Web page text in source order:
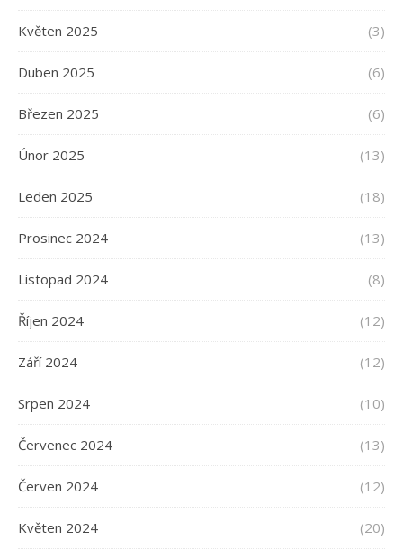
Květen 2025 (3)
Duben 2025 (6)
Březen 2025 (6)
Únor 2025 (13)
Leden 2025 (18)
Prosinec 2024 (13)
Listopad 2024 (8)
Říjen 2024 (12)
Září 2024 (12)
Srpen 2024 (10)
Červenec 2024 (13)
Červen 2024 (12)
Květen 2024 (20)